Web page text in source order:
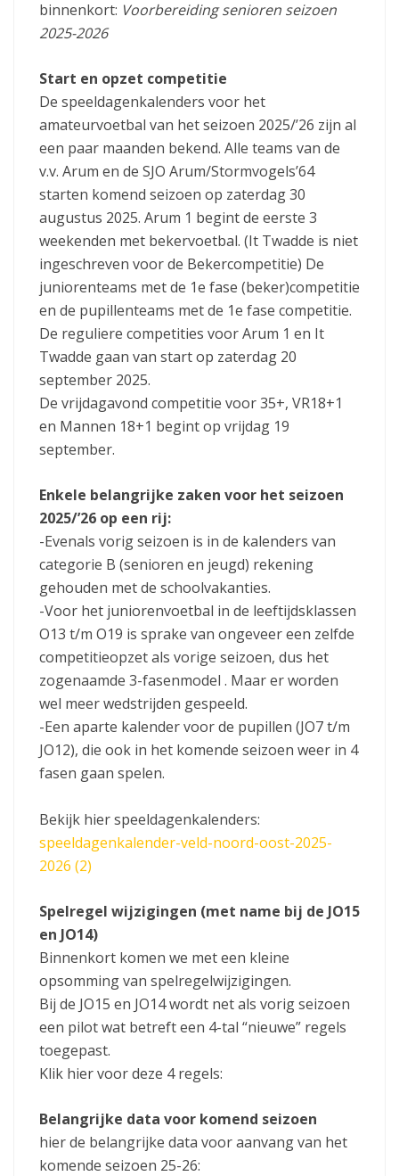
binnenkort: Voorbereiding senioren seizoen
2025-2026
Start en opzet competitie
De speeldagenkalenders voor het
amateurvoetbal van het seizoen 2025/’26 zijn al
een paar maanden bekend. Alle teams van de
v.v. Arum en de SJO Arum/Stormvogels’64
starten komend seizoen op zaterdag 30
augustus 2025. Arum 1 begint de eerste 3
weekenden met bekervoetbal. (It Twadde is niet
ingeschreven voor de Bekercompetitie) De
juniorenteams met de 1e fase (beker)competitie
en de pupillenteams met de 1e fase competitie.
De reguliere competities voor Arum 1 en It
Twadde gaan van start op zaterdag 20
september 2025.
De vrijdagavond competitie voor 35+, VR18+1
en Mannen 18+1 begint op vrijdag 19
september.
Enkele belangrijke zaken voor het seizoen
2025/’26 op een rij:
-Evenals vorig seizoen is in de kalenders van
categorie B (senioren en jeugd) rekening
gehouden met de schoolvakanties.
-Voor het juniorenvoetbal in de leeftijdsklassen
O13 t/m O19 is sprake van ongeveer een zelfde
competitieopzet als vorige seizoen, dus het
zogenaamde 3-fasenmodel . Maar er worden
wel meer wedstrijden gespeeld.
-Een aparte kalender voor de pupillen (JO7 t/m
JO12), die ook in het komende seizoen weer in 4
fasen gaan spelen.
Bekijk hier speeldagenkalenders:
speeldagenkalender-veld-noord-oost-2025-
2026 (2)
Spelregel wijzigingen (met name bij de JO15
en JO14)
Binnenkort komen we met een kleine
opsomming van spelregelwijzigingen.
Bij de JO15 en JO14 wordt net als vorig seizoen
een pilot wat betreft een 4-tal “nieuwe” regels
toegepast.
Klik hier voor deze 4 regels:
Belangrijke data voor komend seizoen
hier de belangrijke data voor aanvang van het
komende seizoen 25-26: